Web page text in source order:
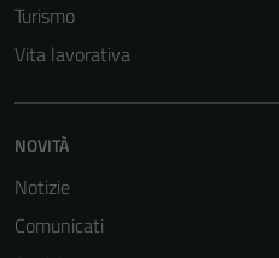
Turismo
Vita lavorativa
NOVITÀ
Notizie
Comunicati